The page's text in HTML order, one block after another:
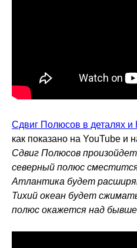
Сдвиг Полюсов в деталях
как показано на YouTube и
Сдвиг Полюсов
северный полюс
Атлантика будет
Тихий океан будет
полюс окажется над